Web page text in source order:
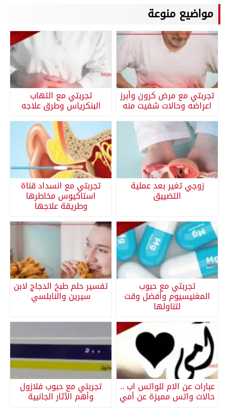
مواضيع منوعة
تجربتي مع مرض كرون وأبرز
اعراضه وحالات شفيت منه
تجربتي مع التهاب
البنكرياس وطرق علاجه
زوجي تغير بعد عملية
التضييق
تجربتي مع انسداد قناة
استاكيوس مخاطرها
وطريقة علاجها
تجربتي مع حبوب
المغنيسيوم وأفضل وقت
لتناولها
تفسير حلم طبخ الدجاج لابن
سيرين والنابلسي
عبارات عن الام للواتس اب ..
حالات واتس مميزة عن أمي
تجربتي مع حبوب فلازول
وأهم الآثار الجانبية